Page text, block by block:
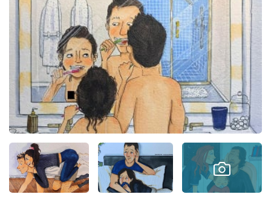
Virály
Sex a vztahy
Videa
Sledujte prima+
Přihlášení
Sledujte nás